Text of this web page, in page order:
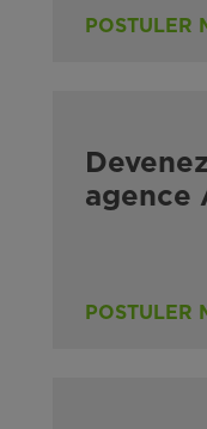
POSTULER
agence
POSTULER